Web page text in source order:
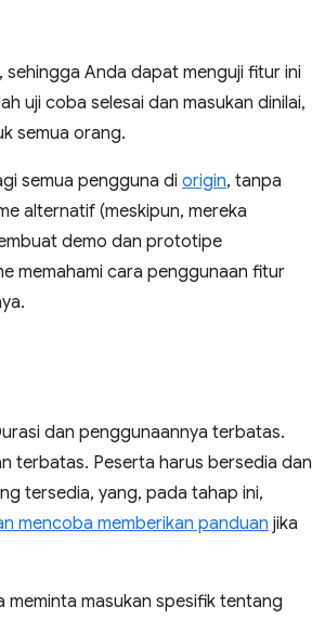
Anda dapat menguji fitur ini
uji coba selesai dan masukan dinilai,
semua orang.
semua pengguna di origin, tanpa
alternatif (meskipun, mereka
demo dan prototipe
memahami cara penggunaan fitur
dan penggunaannya terbatas.
terbatas. Peserta harus bersedia dan
tersedia, yang, pada tahap ini,
mencoba memberikan panduan jika
masukan spesifik tentang